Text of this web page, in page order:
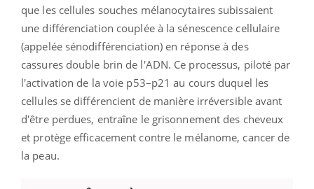
que les cellules souches mélanocytaires subissaient
une différenciation couplée à la sénescence cellulaire
(appelée sénodifférenciation) en réponse à des
cassures double brin de l'ADN. Ce processus, piloté par
l'activation de la voie p53–p21 au cours duquel les
cellules se différencient de manière irréversible avant
d'être perdues, entraîne le grisonnement des cheveux
et protège efficacement contre le mélanome, cancer de
la peau.